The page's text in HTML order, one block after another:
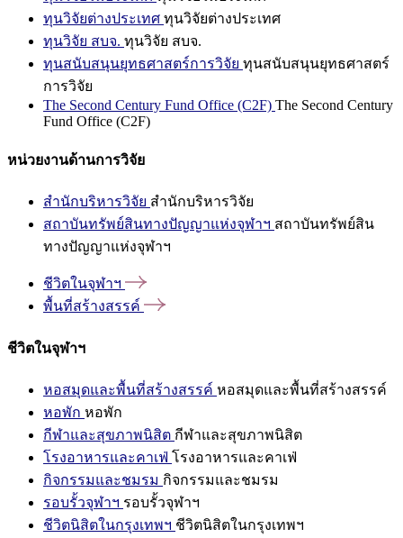
ทุนวิจัยต่างประเทศ ทุนวิจัยต่างประเทศ
ทุนวิจัย สบจ. ทุนวิจัย สบจ.
ทุนสนับสนุนยุทธศาสตร์การวิจัย ทุนสนับสนุนยุทธศาสตร์
การวิจัย
The Second Century Fund Office (C2F) The Second Century
Fund Office (C2F)
หน่วยงานด้านการวิจัย
สำนักบริหารวิจัย สำนักบริหารวิจัย
สถาบันทรัพย์สินทางปัญญาแห่งจุฬาฯ สถาบันทรัพย์สิน
ทางปัญญาแห่งจุฬาฯ
ชีวิตในจุฬาฯ
พื้นที่สร้างสรรค์
ชีวิตในจุฬาฯ
หอสมุดและพื้นที่สร้างสรรค์ หอสมุดและพื้นที่สร้างสรรค์
หอพัก หอพัก
กีฬาและสุขภาพนิสิต กีฬาและสุขภาพนิสิต
โรงอาหารและคาเฟ่ โรงอาหารและคาเฟ่
กิจกรรมและชมรม กิจกรรมและชมรม
รอบรั้วจุฬาฯ รอบรั้วจุฬาฯ
ชีวิตนิสิตในกรุงเทพฯ ชีวิตนิสิตในกรุงเทพฯ